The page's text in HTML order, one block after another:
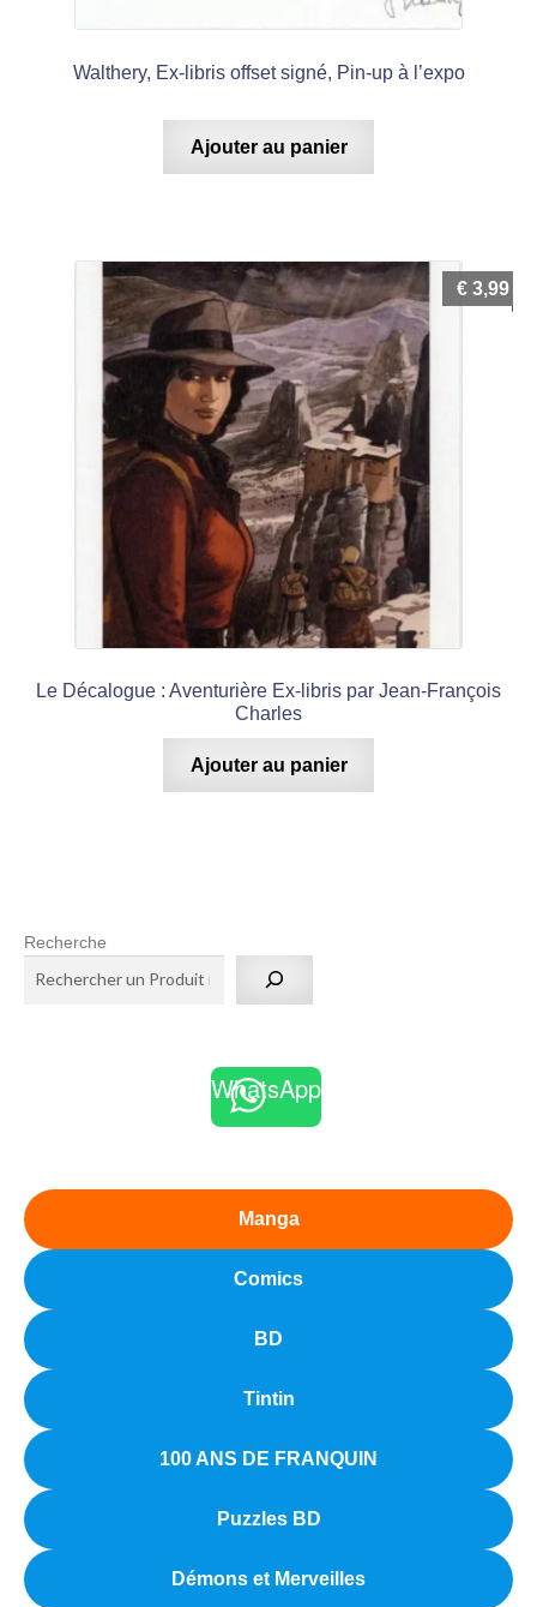
Walthery, Ex-libris offset signé, Pin-up à l’expo
Ajouter au panier
Le Décalogue : Aventurière Ex-libris par Jean-François
Charles
€ 3,99
Ajouter au panier
Recherche
WhatsApp
Manga
Comics
BD
Tintin
100 ANS DE FRANQUIN
Puzzles BD
Démons et Merveilles